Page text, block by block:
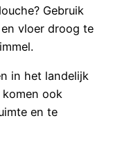
Gebruik
vloer droog te
in het landelijk
ook
en te